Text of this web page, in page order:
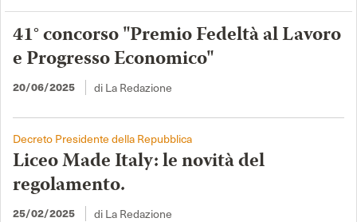
41° concorso "Premio Fedeltà al Lavoro
e Progresso Economico"
20/06/2025 di La Redazione
Decreto Presidente della Repubblica
Liceo Made Italy: le novità del
regolamento.
25/02/2025 di La Redazione